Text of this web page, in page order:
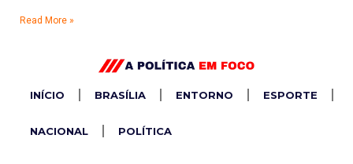
Read More »
INÍCIO BRASÍLIA ENTORNO ESPORTE
NACIONAL POLÍTICA